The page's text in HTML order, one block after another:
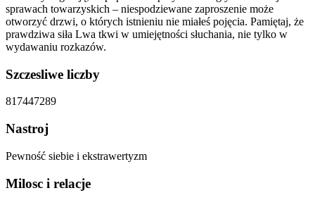
sprawach towarzyskich – niespodziewane zaproszenie może
otworzyć drzwi, o których istnieniu nie miałeś pojęcia. Pamiętaj, że
prawdziwa siła Lwa tkwi w umiejętności słuchania, nie tylko w
wydawaniu rozkazów.
Szczesliwe liczby
817447289
Nastroj
Pewność siebie i ekstrawertyzm
Milosc i relacje